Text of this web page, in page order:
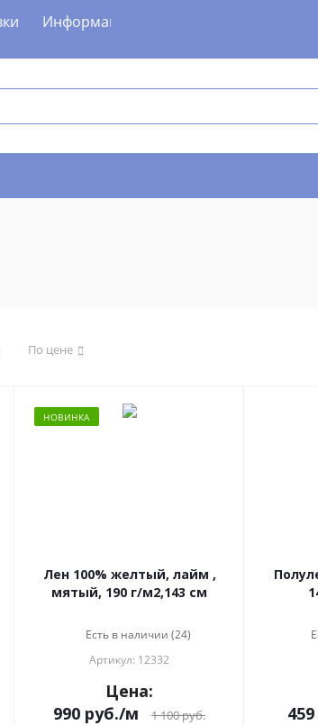
Информация
По цене
НОВИНКА
Лен 100% желтый, лайм ,
мятый, 190 г/м2,143 см
Есть в наличии (24)
Артикул: 12332
Цена:
990 руб./м 1 100руб.
459